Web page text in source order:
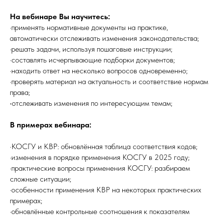
На вебинаре Вы научитесь:
·применять нормативные документы на практике,
автоматически отслеживать изменения законодательства;
·решать задачи, используя пошаговые инструкции;
·составлять исчерпывающие подборки документов;
·находить ответ на несколько вопросов одновременно;
·проверять материал на актуальность и соответствие нормам
права;
·отслеживать изменения по интересующим темам;
В примерах вебинара:
·КОСГУ и КВР: обновлённая таблица соответствия кодов;
·изменения в порядке применения КОСГУ в 2025 году;
·практические вопросы применения КОСГУ: разбираем
сложные ситуации;
·особенности применения КВР на некоторых практических
примерах;
·обновлённые контрольные соотношения к показателям